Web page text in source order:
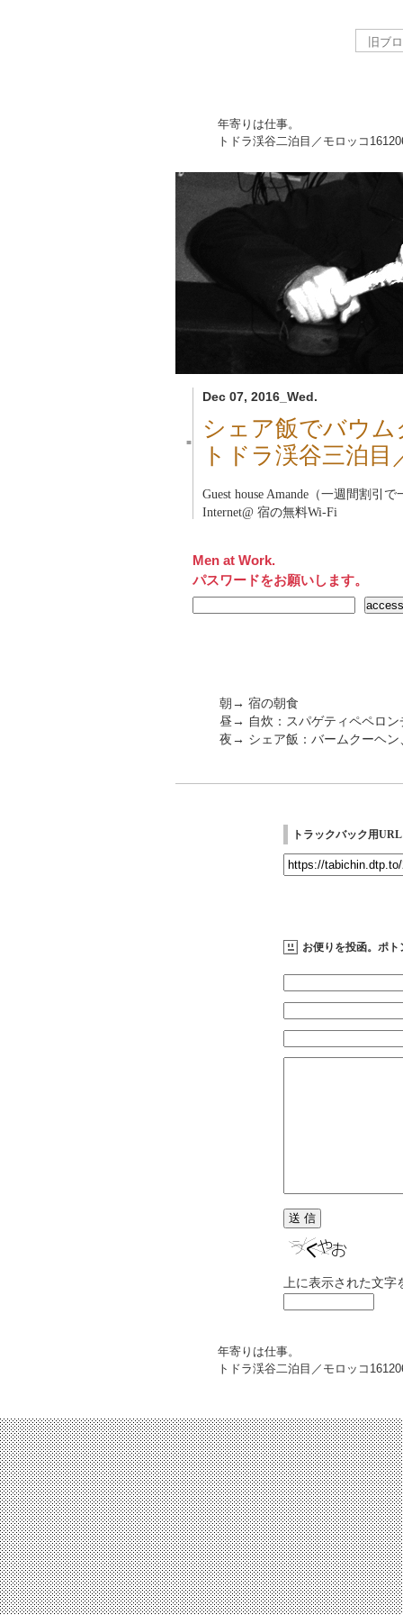
年寄りは仕事。
トドラ渓谷二泊目／モロッコ
Dec 07, 2016_Wed.
■
シェア飯でバウ
トドラ渓谷三泊
Guest house Amande（一週間割引
Internet@ 宿の無料Wi-Fi
Men at Work.
パスワードをお願いします。
朝→ 宿の朝食
昼→ 自炊：スパゲティペペロン
夜→ シェア飯：バームクーヘン
トラックバック用URL
お便りを投函。ポト
上に表示された文
年寄りは仕事。
トドラ渓谷二泊目／モロッコ